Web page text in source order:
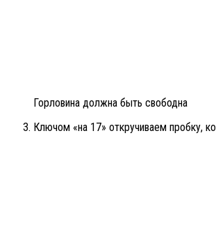
Горловина должна быть свободна
Ключом «на 17» откручиваем пробку,